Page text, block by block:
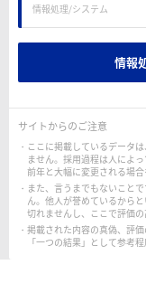
情報処理/システム
情報
サイトからのご注意
ここに掲載しているデータ
ません。採用過程は人によ
前年と大幅に変更される場合
また、言うまでもないこと
ん。他人が誉めているから
切れませんし、ここで評価
掲載された内容の真偽、評
「一つの結果」として参考